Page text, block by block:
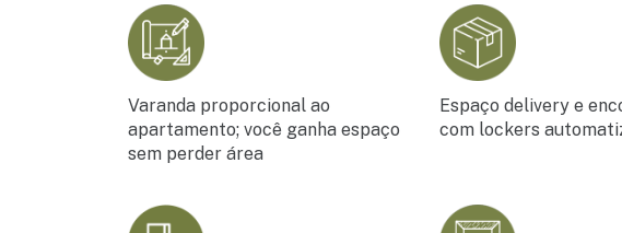
Varanda proporcional ao
apartamento; você ganha espaço
sem perder área
Espaço delivery e
com lockers